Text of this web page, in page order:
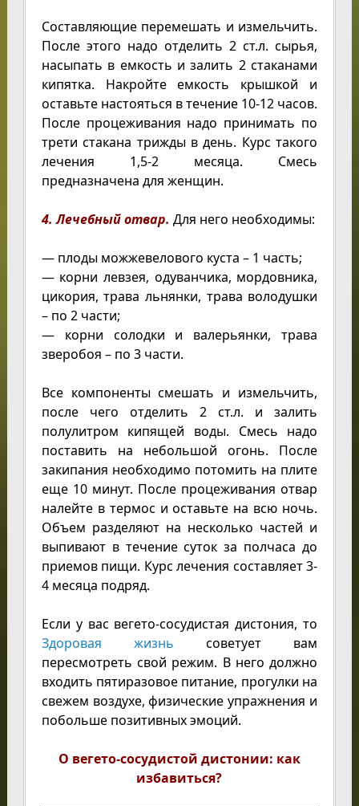
Составляющие перемешать и измельчить.
После этого надо отделить 2 ст.л. сырья,
насыпать в емкость и залить 2 стаканами
кипятка. Накройте емкость крышкой и
оставьте настояться в течение 10-12 часов.
После процеживания надо принимать по
трети стакана трижды в день. Курс такого
лечения 1,5-2 месяца. Смесь
предназначена для женщин.
4. Лечебный отвар. Для него необходимы:
— плоды можжевелового куста – 1 часть;
— корни левзея, одуванчика, мордовника,
цикория, трава льнянки, трава володушки
– по 2 части;
— корни солодки и валерьянки, трава
зверобоя – по 3 части.
Все компоненты смешать и измельчить,
после чего отделить 2 ст.л. и залить
полулитром кипящей воды. Смесь надо
поставить на небольшой огонь. После
закипания необходимо потомить на плите
еще 10 минут. После процеживания отвар
налейте в термос и оставьте на всю ночь.
Объем разделяют на несколько частей и
выпивают в течение суток за полчаса до
приемов пищи. Курс лечения составляет 3-
4 месяца подряд.
Если у вас вегето-сосудистая дистония, то
Здоровая жизнь советует вам
пересмотреть свой режим. В него должно
входить пятиразовое питание, прогулки на
свежем воздухе, физические упражнения и
побольше позитивных эмоций.
О вегето-сосудистой дистонии: как
избавиться?